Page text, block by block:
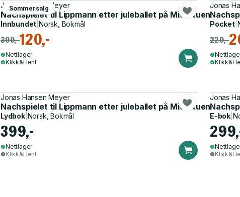
Sommersalg
Jonas Hansen Meyer
Nachspielet til Lippmann etter juleballet på Midtstuen skole,
Innbundet |Norsk, Bokmål
399,-120,-
Nettlager
Klikk&Hent
Jonas
Pocket|
229,-
Jonas Hansen Meyer
Nachspielet til Lippmann etter juleballet på Midtstuen skole,
Lydbok| Norsk, Bokmål
399,-
Nettlager
Klikk&Hent
Jonas
E-bok